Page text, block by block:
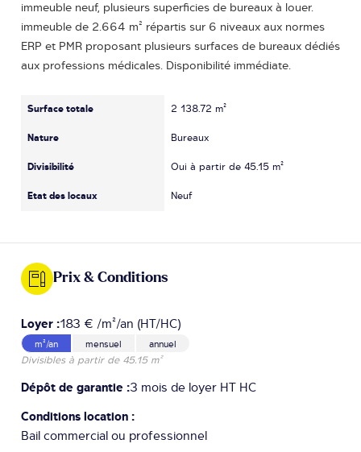
immeuble neuf, plusieurs superficies de bureaux à louer.
immeuble de 2.664 m² répartis sur 6 niveaux aux normes
ERP et PMR proposant plusieurs surfaces de bureaux dédiés
aux professions médicales. Disponibilité immédiate.
Surface totale
Nature
Divisibilité
Etat des locaux
2 138.72 m²
Bureaux
Oui à partir de 45.15 m²
Neuf
Prix & Conditions
Loyer :183 € /m²/an (HT/HC)
m²/an mensuel annuel
Divisibles à partir de 45.15 m²
Dépôt de garantie :3 mois de loyer HT HC
Conditions location :
Bail commercial ou professionnel